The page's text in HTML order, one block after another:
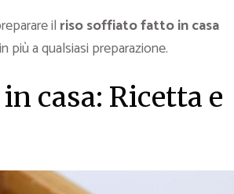
ilriso soffiato fatto in casa
più a qualsiasi preparazione.
casa: Ricetta e